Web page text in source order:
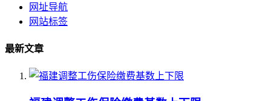
网址导航
网站标签
最新文章